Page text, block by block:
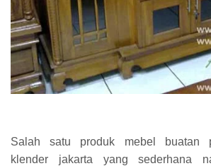
Salah satu produk mebel buatan
klender jakarta yang sederhana